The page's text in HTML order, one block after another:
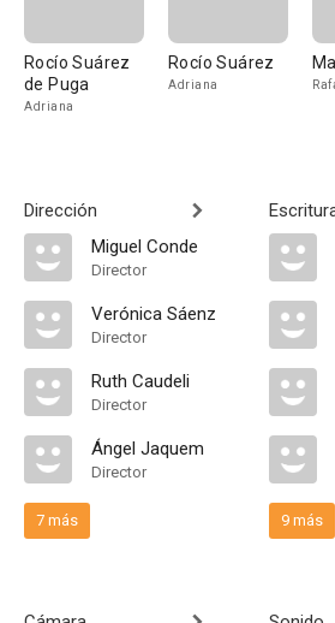
Rocío Suárez
de Puga
Adriana
Rocío Suárez
Adriana
Dirección
Miguel Conde
Director
Verónica Sáenz
Director
Ruth Caudeli
Director
Ángel Jaquem
Director
7 más 9 más